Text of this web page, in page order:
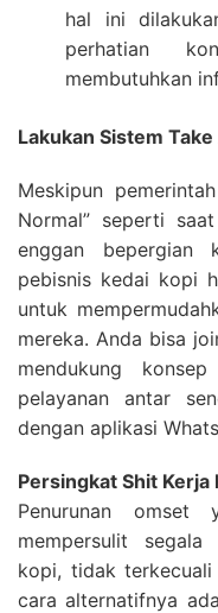
hal ini
perhatian
membutuhkan
Lakukan Sistem
Meskipun
Normal” seperti
enggan bepergian
pebisnis kedai kopi
untuk
mereka. Anda bisa
mendukung
pelayanan antar
dengan aplikasi
Persingkat Shit Kerja
Penurunan
mempersulit segala
kopi, tidak
cara alternatifnya